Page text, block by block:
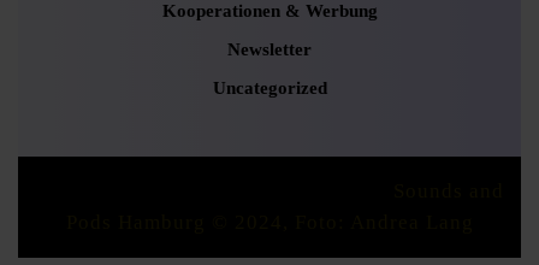
Kooperationen & Werbung
Newsletter
Uncategorized
Scroll